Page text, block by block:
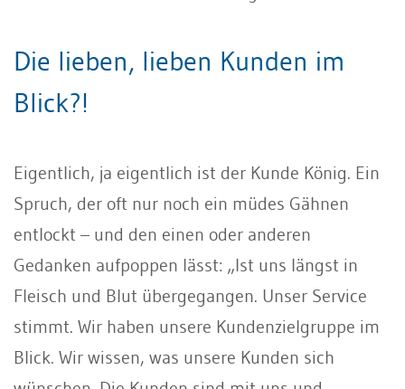
Die lieben, lieben Kunden im
Blick?!
Eigentlich, ja eigentlich ist der Kunde König. Ein
Spruch, der oft nur noch ein müdes Gähnen
entlockt – und den einen oder anderen
Gedanken aufpoppen lässt: „Ist uns längst in
Fleisch und Blut übergegangen. Unser Service
stimmt. Wir haben unsere Kundenzielgruppe im
Blick. Wir wissen, was unsere Kunden sich